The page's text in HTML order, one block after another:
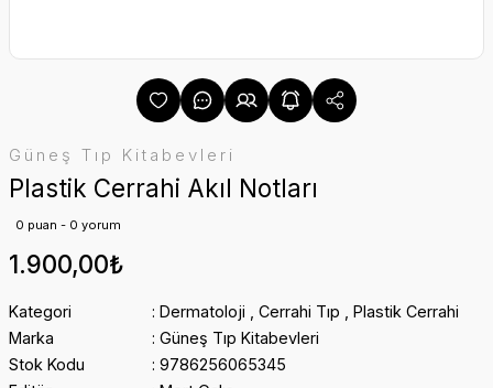
Güneş Tıp Kitabevleri
Plastik Cerrahi Akıl Notları
0 puan - 0 yorum
1.900,00₺
Kategori Dermatoloji Cerrahi Tıp
Plastik Cerrahi
Marka
Güneş Tıp Kitabevleri
Stok Kodu
9786256065345